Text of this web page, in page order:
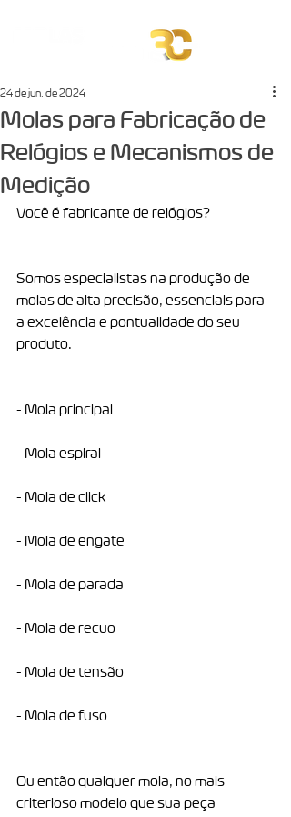
Molas para Fabricação de
Relógios e Mecanismos de
Medição
24 de jun. de 2024
Você é fabricante de relógios?
Somos especialistas na produção de
molas de alta precisão, essenciais para
a excelência e pontualidade do seu
produto.
- Mola principal
- Mola espiral
- Mola de click
- Mola de engate
- Mola de parada
- Mola de recuo
- Mola de tensão
- Mola de fuso
Ou então qualquer mola, no mais
criterioso modelo que sua peça